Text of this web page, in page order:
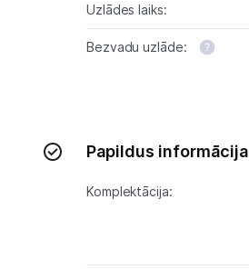
Uzlādes laiks:
Bezvadu uzlāde:
Papildus informācija
Komplektācija: